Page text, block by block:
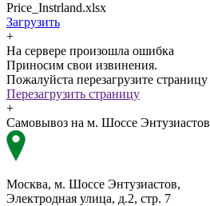
Price_Instrland.xlsx
Загрузить
+
На сервере произошла ошибка
Приносим свои извинения.
Пожалуйста перезагрузите страницу
Перезагрузить страницу
+
Самовывоз на м. Шоссе Энтузиастов
Москва, м. Шоссе Энтузиастов,
Электродная улица, д.2, стр. 7